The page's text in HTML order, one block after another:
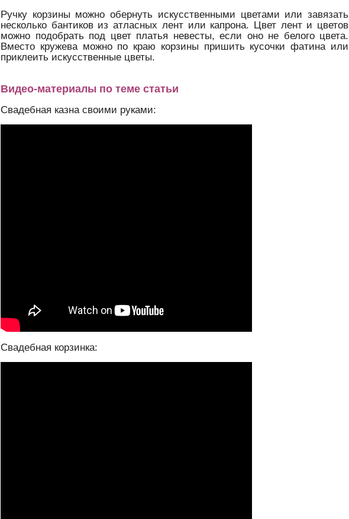
Ручку корзины можно обернуть искусственными цветами или завязать
несколько бантиков из атласных лент или капрона. Цвет лент и цветов
можно подобрать под цвет платья невесты, если оно не белого цвета.
Вместо кружева можно по краю корзины пришить кусочки фатина или
приклеить искусственные цветы.
Видео-материалы по теме статьи
Свадебная казна своими руками:
Свадебная корзинка: